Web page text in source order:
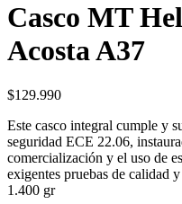
Casco MT
Acosta A37
$129.990
Este casco integral cumple y
seguridad ECE 22.06,
comercialización y el uso de
exigentes pruebas de calidad
1.400 gr